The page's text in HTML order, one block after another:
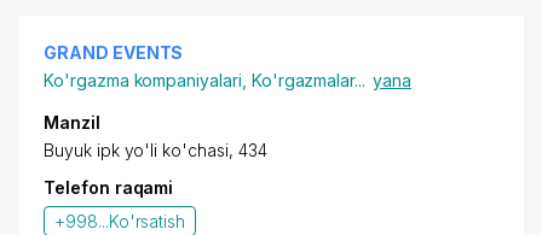
GRAND EVENTS
Ko'rgazma kompaniyalari Ko'rgazmalar... yana
Manzil
Buyuk ipk yo'li ko'chasi, 434
Telefon raqami
+998...Ko'rsatish